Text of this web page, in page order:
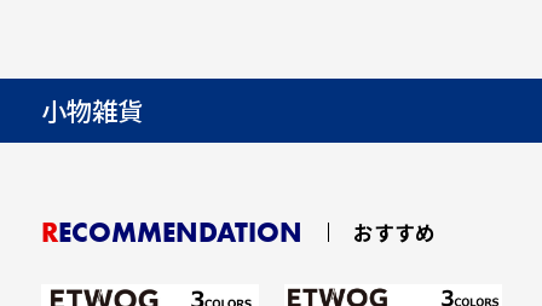
小物雑貨
RECOMMENDATION おすすめ